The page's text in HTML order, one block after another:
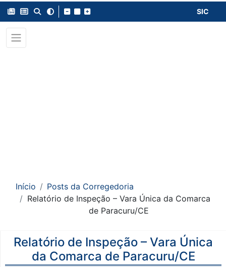
SIC
Início
Posts da Corregedoria
Relatório de Inspeção – Vara Única da Comarca
de Paracuru/CE
Relatório de Inspeção – Vara Única
da Comarca de Paracuru/CE